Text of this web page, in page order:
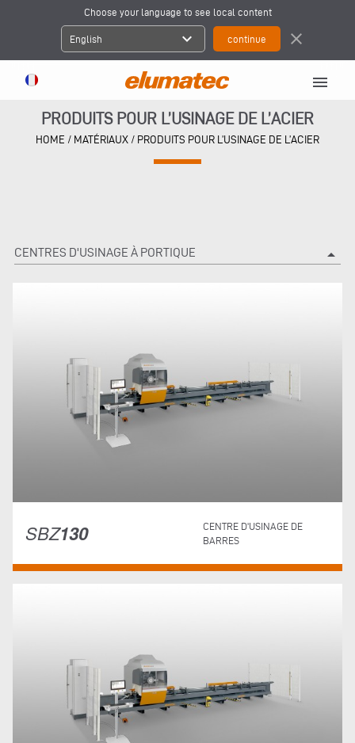
Choose your language to see local content
English expand_more close
menu
PRODUITS POUR L’USINAGE DE L’ACIER
HOME / MATÉRIAUX / PRODUITS POUR L’USINAGE DE L’ACIER
CENTRES D'USINAGE À PORTIQUE arrow_drop_up
SBZ130
CENTRE D'USINAGE DE
BARRES